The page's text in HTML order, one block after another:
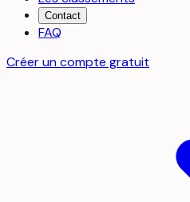
Contact
FAQ
Créer un compte gratuit